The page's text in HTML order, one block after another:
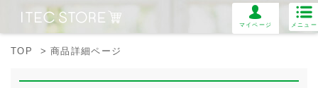
マイページ メニュー
TOP > 商品詳細ページ